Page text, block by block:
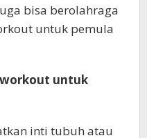
bisa berolahraga
untuk pemula
untuk
inti tubuh atau